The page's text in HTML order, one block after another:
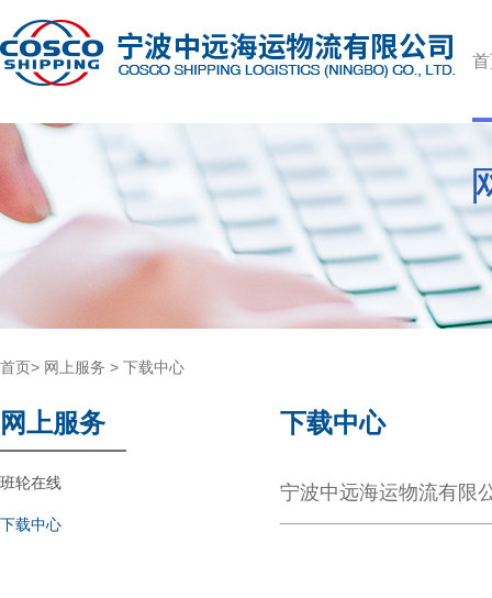
首页> 网上服务 > 下载中心
网上服务
班轮在线
下载中心
下载中心
宁波中远海运物流有限